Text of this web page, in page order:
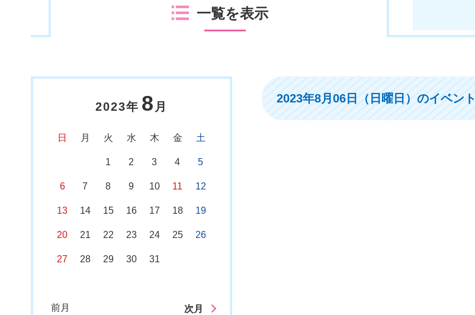
一覧を表示
2023年 8 月
日 月 火 水 木 金 土
1 2 3 4 5
6 7 8 9 10 11 12
13 14 15 16 17 18 19
20 21 22 23 24 25 26
27 28 29 30 31
前月 次月
2023年8月06日（日曜日）のイベント